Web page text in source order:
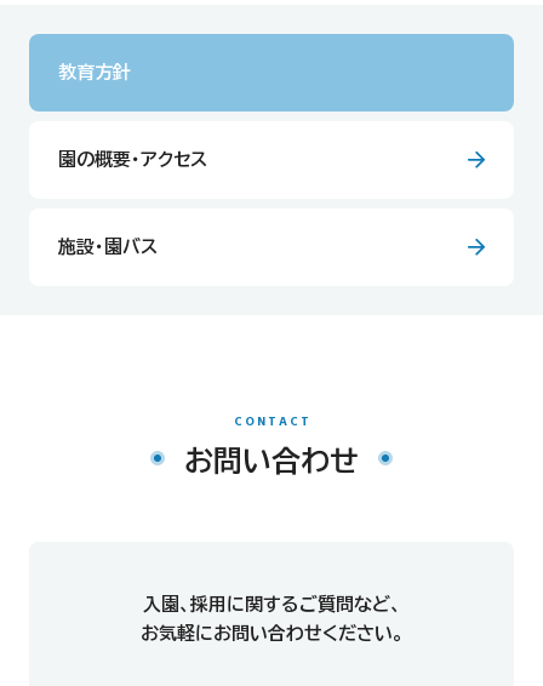
教育方針
園の概要・アクセス
施設・園バス
CONTACT
お問い合わせ
入園、採用に関するご質問など、
お気軽にお問い合わせください。